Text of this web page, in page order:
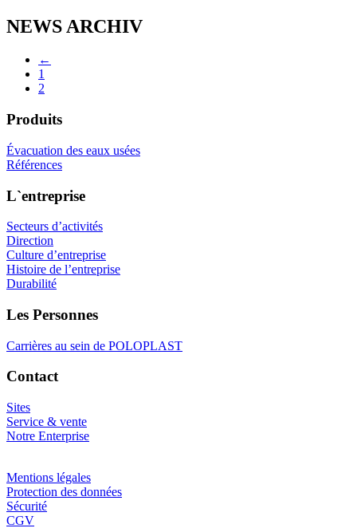
NEWS ARCHIV
←
1
2
Produits
Évacuation des eaux usées
Références
L`entreprise
Secteurs d’activités
Direction
Culture d’entreprise
Histoire de l’entreprise
Durabilité
Les Personnes
Carrières au sein de POLOPLAST
Contact
Sites
Service & vente
Notre Enterprise
Mentions légales
Protection des données
Sécurité
CGV